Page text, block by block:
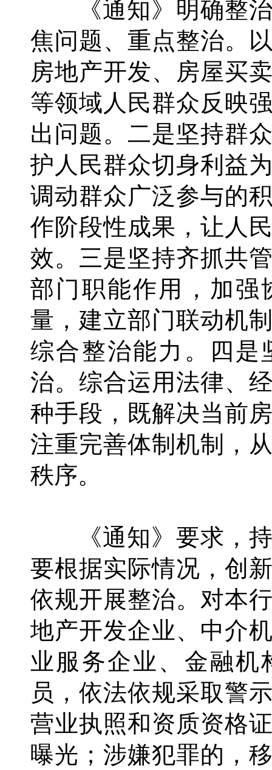
《通知》明确整治
焦问题、重点整治。
房地产开发、房屋买
等领域人民群众反映
出问题。二是坚持群
护人民群众切身利益
调动群众广泛参与的
作阶段性成果，让人
效。三是坚持齐抓共
部门职能作用，加强
量，建立部门联动机
综合整治能力。四是
治。综合运用法律、
种手段，既解决当前
注重完善体制机制，
秩序。
《通知》要求，持
要根据实际情况，创
依规开展整治。对本
地产开发企业、中介
业服务企业、金融机
员，依法依规采取警
营业执照和资质资格
曝光；涉嫌犯罪的，